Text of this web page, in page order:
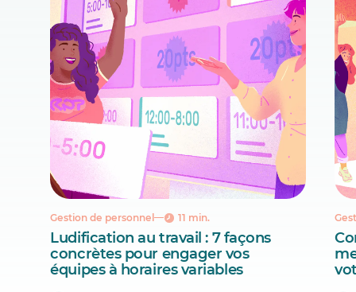
Gestion de personnel 11 min.
Ludification au travail : 7 façons
concrètes pour engager vos
équipes à horaires variables